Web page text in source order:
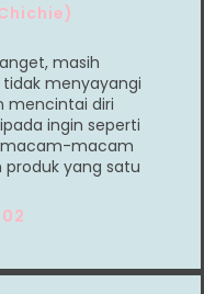
masih
menyayangi
mencintai diri
ingin seperti
macam-macam
yang satu